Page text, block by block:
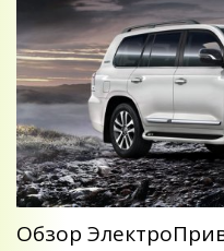
Обзор